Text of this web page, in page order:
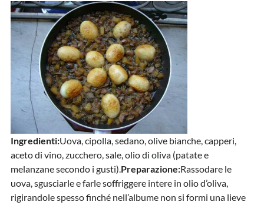
Ingredienti:Uova, cipolla, sedano, olive bianche, capperi,
aceto di vino, zucchero, sale, olio di oliva (patate e
melanzane secondo i gusti).Preparazione:Rassodare le
uova, sgusciarle e farle soffriggere intere in olio d’oliva,
rigirandole spesso finché nell’albume non si formi una lieve